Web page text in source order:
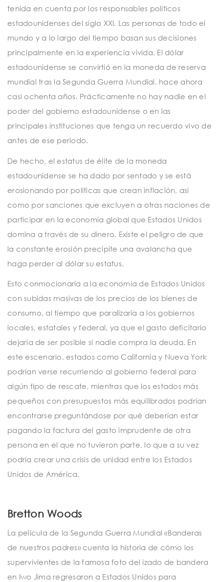
tenida en cuenta por los responsables políticos
estadounidenses del siglo XXI. Las personas de todo el
mundo y a lo largo del tiempo basan sus decisiones
principalmente en la experiencia vivida. El dólar
estadounidense se convirtió en la moneda de reserva
mundial tras la Segunda Guerra Mundial, hace ahora
casi ochenta años. Prácticamente no hay nadie en el
poder del gobierno estadounidense o en las
principales instituciones que tenga un recuerdo vivo de
antes de ese periodo.
De hecho, el estatus de élite de la moneda
estadounidense se ha dado por sentado y se está
erosionando por políticas que crean inflación, así
como por sanciones que excluyen a otras naciones de
participar en la economía global que Estados Unidos
domina a través de su dinero. Existe el peligro de que
la constante erosión precipite una avalancha que
haga perder al dólar su estatus.
Esto conmocionaría a la economía de Estados Unidos
con subidas masivas de los precios de los bienes de
consumo, al tiempo que paralizaría a los gobiernos
locales, estatales y federal, ya que el gasto deficitario
dejaría de ser posible si nadie compra la deuda. En
este escenario, estados como California y Nueva York
podrían verse recurriendo al gobierno federal para
algún tipo de rescate, mientras que los estados más
pequeños con presupuestos más equilibrados podrían
encontrarse preguntándose por qué deberían estar
pagando la factura del gasto imprudente de otra
persona en el que no tuvieron parte, lo que a su vez
podría crear una crisis de unidad entre los Estados
Unidos de América.
Bretton Woods
La película de la Segunda Guerra Mundial «Banderas
de nuestros padres» cuenta la historia de cómo los
supervivientes de la famosa foto del izado de bandera
en Iwo Jima regresaron a Estados Unidos para